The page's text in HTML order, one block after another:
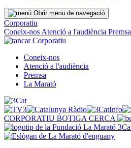
Obrir menu de navegació
Corporatiu
Coneix-nos Atenció a l'audiència Premsa
Corporatiu
Coneix-nos
Atenció a l'audiència
Premsa
La Marató
CORPORATIU BOTIGA CERCA